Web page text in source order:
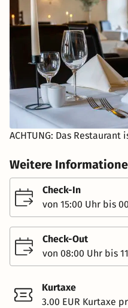
ACHTUNG: Das
Weitere
Check-In
von 15:00 Uhr bis
Check-Out
von 08:00 Uhr bis
Kurtaxe
3.00 EUR Kurtaxe